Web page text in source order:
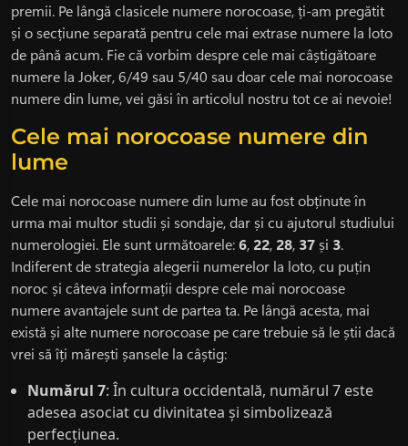
premii. Pe lângă clasicele numere norocoase, ți-am pregătit
și o secțiune separată pentru cele mai extrase numere la loto
de până acum. Fie că vorbim despre cele mai câștigătoare
numere la Joker, 6/49 sau 5/40 sau doar cele mai norocoase
numere din lume, vei găsi în articolul nostru tot ce ai nevoie!
Cele mai norocoase numere din
lume
Cele mai norocoase numere din lume au fost obținute în
urma mai multor studii și sondaje, dar și cu ajutorul studiului
numerologiei. Ele sunt următoarele:6, 22, 28, 37 și 3.
Indiferent de strategia alegerii numerelor la loto, cu puțin
noroc și câteva informații despre cele mai norocoase
numere avantajele sunt de partea ta. Pe lângă acesta, mai
există și alte numere norocoase pe care trebuie să le știi dacă
vrei să îți mărești șansele la câștig:
Numărul 7: În cultura occidentală, numărul 7 este
adesea asociat cu divinitatea și simbolizează
perfecțiunea.